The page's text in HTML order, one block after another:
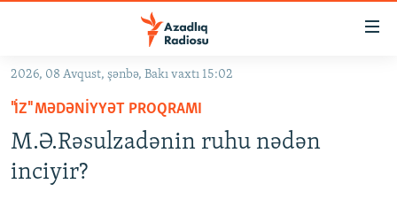
Əsas
qayıt
Əsas
naviqasiyaya
qayıt
GÜNDƏM
#ƏSLINDƏ
2026, 08 Avqust, şənbə, Bakı vaxtı 15:02
"İZ" MƏDƏNIYYƏT PROQRAMI
M.Ə.Rəsulzadənin ruhu nədən
inciyir?